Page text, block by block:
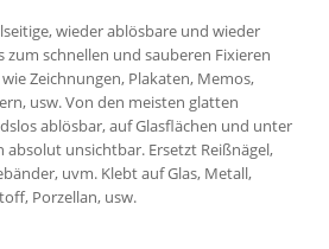
wieder ablösbare und wieder
zum schnellen und sauberen Fixieren
Zeichnungen, Plakaten, Memos,
usw. Von den meisten glatten
ablösbar, auf Glasflächen und unter
unsichtbar. Ersetzt Reißnägel,
uvm. Klebt auf Glas, Metall,
Porzellan, usw.